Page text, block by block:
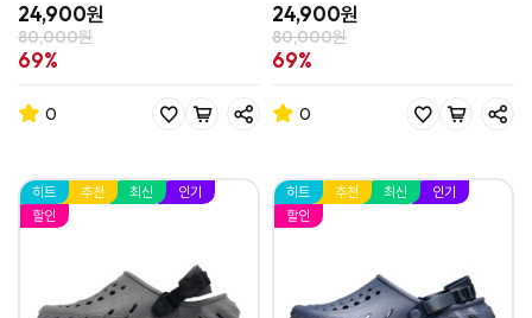
24,900원
80,000원
69%
0
24,900원
80,000원
69%
0
히트 추천 최신
인기
할인
히트 추천 최신
인기
할인